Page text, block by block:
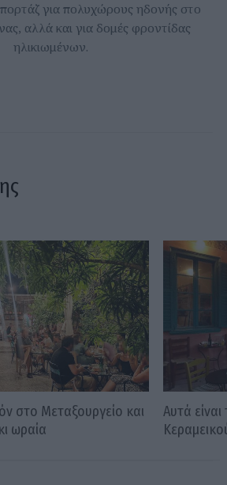
για πολυχώρους ηδονής στο
αλλά και για δομές φροντίδας
ηλικιωμένων.
στο Μεταξουργείο και
ωραία
Αυτά